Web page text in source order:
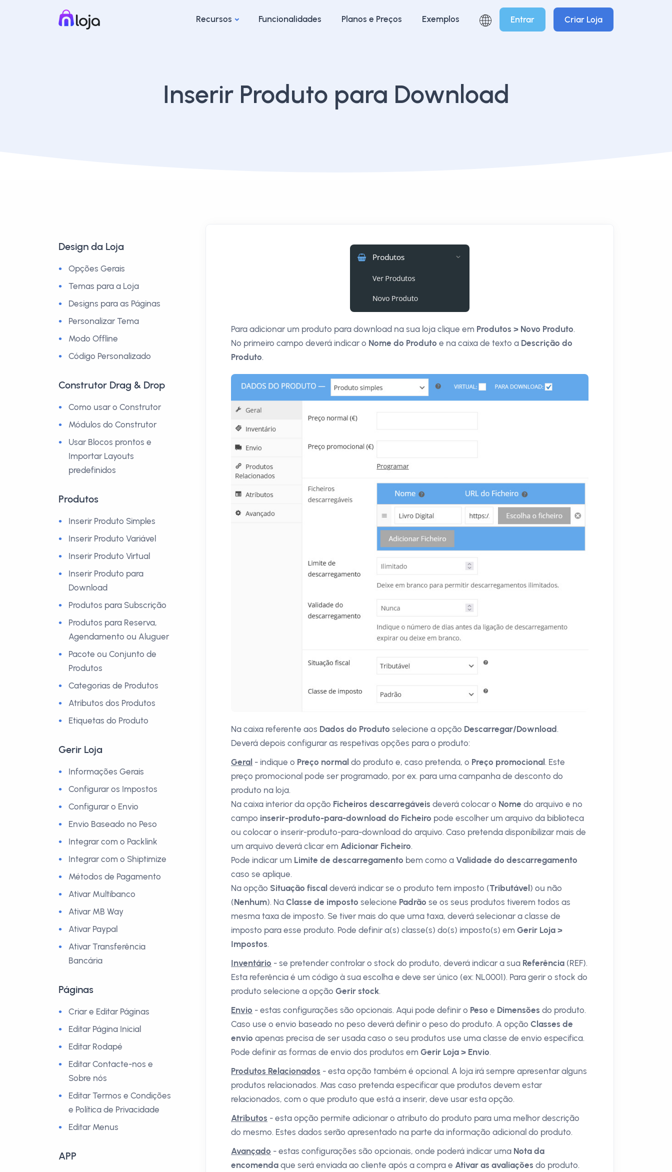
Recursos Funcionalidades Planos e Preços Exemplos Entrar Criar Loja
Inserir Produto para Download
Para adicionar um produto para download na sua loja clique em Produtos > Novo Produto.
No primeiro campo deverá indicar o Nome do Produto e na caixa de texto a Descrição do
Produto.
Na caixa referente aos Dados do Produto selecione a opção Descarregar/Download.
Deverá depois configurar as respetivas opções para o produto:
Geral - indique o Preço normal do produto e, caso pretenda, o Preço promocional . Este
preço promocional pode ser programado, por ex. para uma campanha de desconto do
produto na loja.
Na caixa interior da opção Ficheiros descarregáveis deverá colocar o Nome do arquivo e no
campo inserir-produto-para-download do Ficheiro pode escolher um arquivo da biblioteca
ou colocar o inserir-produto-para-download do arquivo. Caso pretenda disponibilizar mais de
um arquivo deverá clicar em Adicionar Ficheiro.
Pode indicar um Limite de descarregamento bem como a Validade do descarregamento
caso se aplique.
Na opção Situação fiscal deverá indicar se o produto tem imposto (Tributável ) ou não
(Nenhum). Na Classe de imposto selecione Padrão se os seus produtos tiverem todos as
mesma taxa de imposto. Se tiver mais do que uma taxa, deverá selecionar a classe de
imposto para esse produto. Pode definir a(s) classe(s) do(s) imposto(s) em Gerir Loja >
Impostos.
Inventário - se pretender controlar o stock do produto, deverá indicar a sua Referência (REF).
Esta referência é um código à sua escolha e deve ser único (ex: NL0001). Para gerir o stock do
produto selecione a opção Gerir stock.
Envio - estas configurações são opcionais. Aqui pode definir o Peso e Dimensões do produto.
Caso use o envio baseado no peso deverá definir o peso do produto. A opção Classes de
envio apenas precisa de ser usada caso o seu produtos use uma classe de envio especifica.
Pode definir as formas de envio dos produtos em Gerir Loja > Envio.
Produtos Relacionados - esta opção também é opcional. A loja irá sempre apresentar alguns
produtos relacionados. Mas caso pretenda especificar que produtos devem estar
relacionados, com o que produto que está a inserir, deve usar esta opção.
Atributos - esta opção permite adicionar o atributo do produto para uma melhor descrição
do mesmo. Estes dados serão apresentado na parte da informação adicional do produto.
Avançado - estas configurações são opcionais, onde poderá indicar uma Nota da
encomenda que será enviada ao cliente após a compra e Ativar as avaliações do produto.
Design da Loja
Opções Gerais
Temas para a Loja
Designs para as Páginas
Personalizar Tema
Modo Offline
Código Personalizado
Construtor Drag & Drop
Como usar o Construtor
Módulos do Construtor
Usar Blocos prontos e
Importar Layouts
predefinidos
Produtos
Inserir Produto Simples
Inserir Produto Variável
Inserir Produto Virtual
Inserir Produto para
Download
Produtos para Subscrição
Produtos para Reserva,
Agendamento ou Aluguer
Pacote ou Conjunto de
Produtos
Categorias de Produtos
Atributos dos Produtos
Etiquetas do Produto
Gerir Loja
Informações Gerais
Configurar os Impostos
Configurar o Envio
Envio Baseado no Peso
Integrar com o Packlink
Integrar com o Shiptimize
Métodos de Pagamento
Ativar Multibanco
Ativar MB Way
Ativar Paypal
Ativar Transferência
Bancária
Páginas
Criar e Editar Páginas
Editar Página Inicial
Editar Rodapé
Editar Contacte-nos e
Sobre nós
Editar Termos e Condições
e Política de Privacidade
Editar Menus
APP